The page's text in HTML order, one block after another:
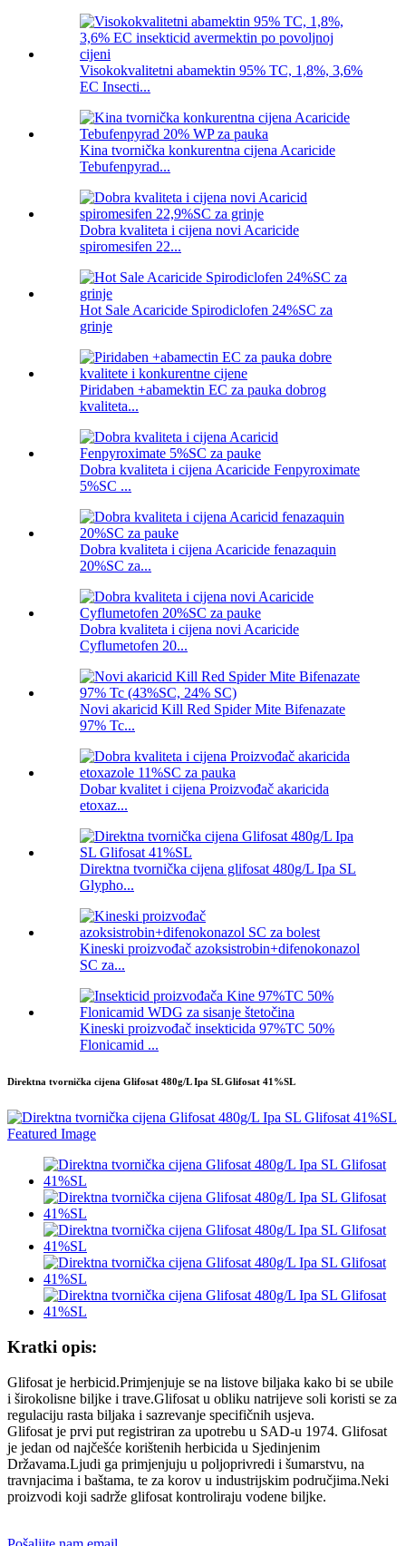
Visokokvalitetni abamektin 95% TC, 1,8%, 3,6%
EC Insecti...
Kina tvornička konkurentna cijena Acaricide
Tebufenpyrad...
Dobra kvaliteta i cijena novi Acaricide
spiromesifen 22...
Hot Sale Acaricide Spirodiclofen 24%SC za
grinje
Piridaben +abamektin EC za pauka dobrog
kvaliteta...
Dobra kvaliteta i cijena Acaricide Fenpyroximate
5%SC ...
Dobra kvaliteta i cijena Acaricide fenazaquin
20%SC za...
Dobra kvaliteta i cijena novi Acaricide
Cyflumetofen 20...
Novi akaricid Kill Red Spider Mite Bifenazate
97% Tc...
Dobar kvalitet i cijena Proizvođač akaricida
etoxaz...
Direktna tvornička cijena glifosat 480g/L Ipa SL
Glypho...
Kineski proizvođač azoksistrobin+difenokonazol
SC za...
Kineski proizvođač insekticida 97%TC 50%
Flonicamid ...
Direktna tvornička cijena Glifosat 480g/L Ipa SL Glifosat 41%SL
Kratki opis:
Glifosat je herbicid.Primjenjuje se na listove biljaka kako bi se ubile
i širokolisne biljke i trave.Glifosat u obliku natrijeve soli koristi se za
regulaciju rasta biljaka i sazrevanje specifičnih usjeva.
Glifosat je prvi put registriran za upotrebu u SAD-u 1974. Glifosat
je jedan od najčešće korištenih herbicida u Sjedinjenim
Državama.Ljudi ga primjenjuju u poljoprivredi i šumarstvu, na
travnjacima i baštama, te za korov u industrijskim područjima.Neki
proizvodi koji sadrže glifosat kontroliraju vodene biljke.